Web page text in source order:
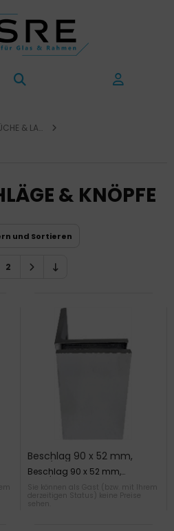
DUSCHE, BAD, KÜCHE & LADENBAU
& KNÖPFE
und Sortieren
2
Beschlag 90 x 52 mm,
Glas/Wand gerade
Beschlag 90 x 52 mm,
Sie können als Gast (bzw. mit Ihrem
derzeitigen Status) keine Preise